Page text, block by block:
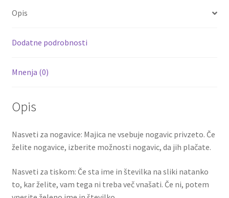
količina
k
Opis
Dodatne podrobnosti
Mnenja (0)
Opis
Nasveti za nogavice: Majica ne vsebuje nogavic privzeto. Če
želite nogavice, izberite možnosti nogavic, da jih plačate.
Nasveti za tiskom: Če sta ime in številka na sliki natanko
to, kar želite, vam tega ni treba več vnašati. Če ni, potem